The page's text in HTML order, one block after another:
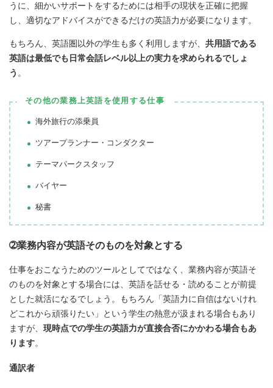
うに、細かいサポートをするためには相手の現状を正確に把握
し、適切なアドバイスができるだけの英語力が必要になります。
もちろん、英語圏以外の学生も多く利用しますが、 共用語である
英語は最低でも日常会話レベル以上の実力を求められるでしょ
う 。
その他の業務上英語を使用する仕事
海外旅行の添乗員
ツアープランナー・コンダクター
テーマパークスタッフ
バイヤー
秘書
➁業務内容が英語そのものを対象とする
仕事をおこなうためのツールとしてではなく、業務内容が英語そ
のものを対象とする場合には、英語を話せる・読めることが前提
とした就活になるでしょう。もちろん「英語力に自信はないけれ
どこれから頑張りたい」という学生の熱意が汲まれる場合もあり
ますが、 現時点での学生の英語力が直接合否にかかわる場合もあ
ります。
通訳者